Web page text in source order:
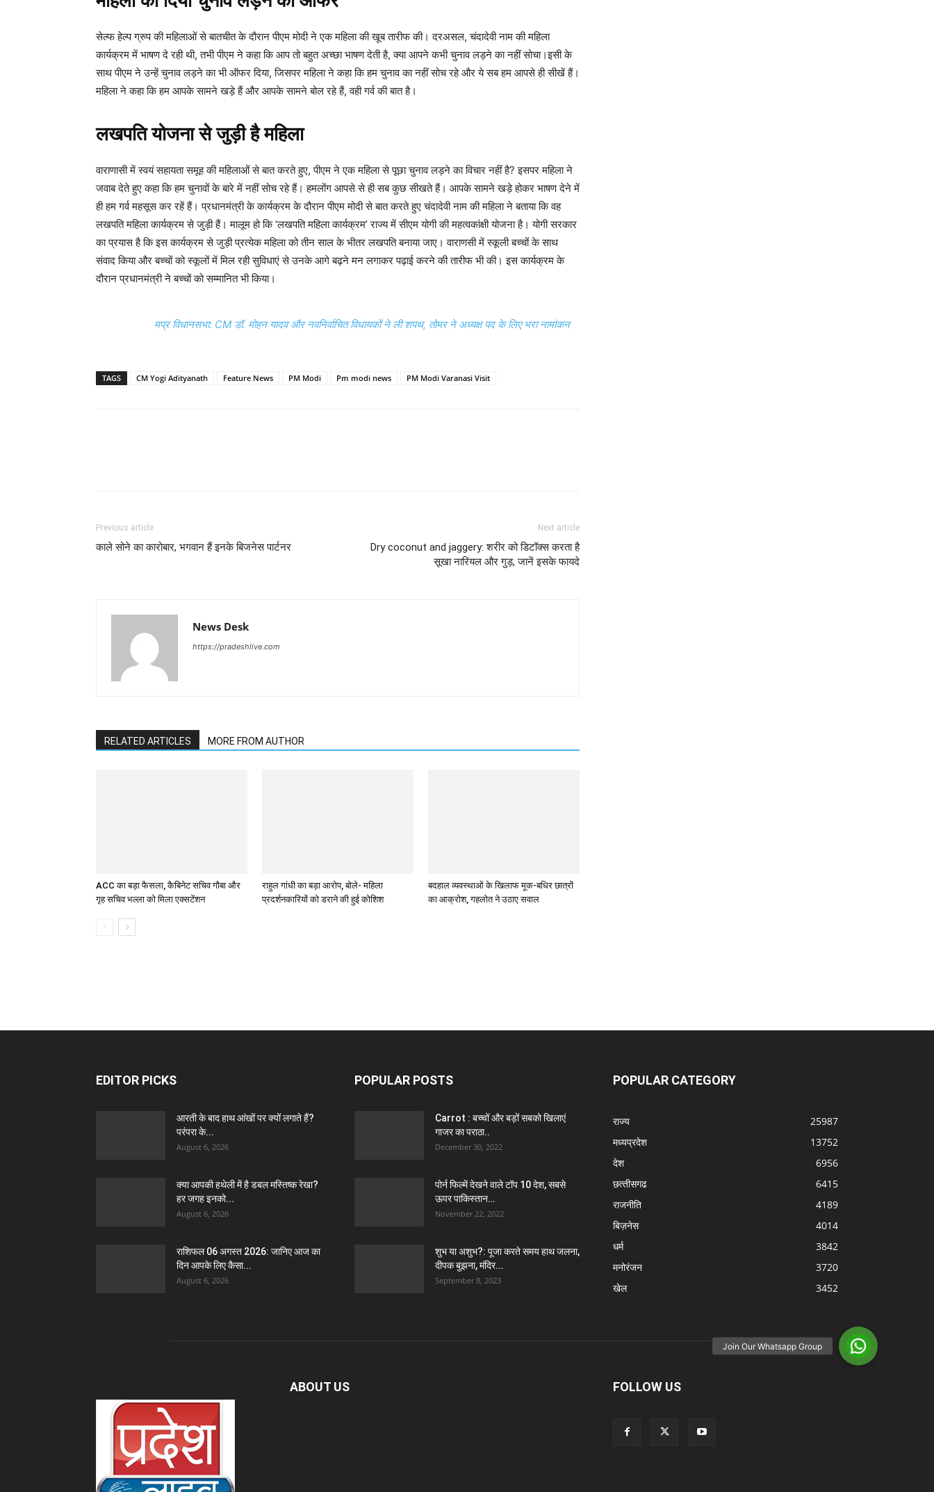
सेल्फ हेल्प ग्रुप की महिलाओं से बातचीत के दौरान पीएम मोदी ने एक महिला की खूब तारीफ की। दरअसल, चंदादेवी नाम की महिला
कार्यक्रम में भाषण दे रही थी, तभी पीएम ने कहा कि आप तो बहुत अच्छा भाषण देती है, क्या आपने कभी चुनाव लड़ने का नहीं सोचा।इसी के
साथ पीएम ने उन्हें चुनाव लड़ने का भी ऑफर दिया, जिसपर महिला ने कहा कि हम चुनाव का नहीं सोच रहे और ये सब हम आपसे ही सीखें हैं।
महिला ने कहा कि हम आपके सामने खड़े हैं और आपके सामने बोल रहे हैं, वही गर्व की बात है।
लखपति योजना से जुड़ी है महिला
वाराणासी में स्वयं सहायता समूह की महिलाओं से बात करते हुए, पीएम ने एक महिला से पूछा चुनाव लड़ने का विचार नहीं है? इसपर महिला ने
जवाब देते हुए कहा कि हम चुनावों के बारे में नहीं सोच रहे हैं। हमलोंग आपसे से ही सब कुछ सीखते हैं। आपके सामने खड़े होकर भाषण देने में
ही हम गर्व महसूस कर रहें हैं। प्रधानमंत्री के कार्यक्रम के दौरान पीएम मोदी से बात करते हुए चंदादेवी नाम की महिला ने बताया कि वह
लखपति महिला कार्यक्रम से जुड़ी हैं। मालूम हो कि ‘लखपति महिला कार्यक्रम’ राज्य में सीएम योगी की महत्वकांक्षी योजना है। योगी सरकार
का प्रयास है कि इस कार्यक्रम से जुड़ी प्रत्येक महिला को तीन साल के भीतर लखपति बनाया जाए। वाराणसी में स्कूली बच्चों के साथ
संवाद किया और बच्चों को स्कूलों में मिल रही सुविधाएं से उनके आगे बढ़ने मन लगाकर पढ़ाई करने की तारीफ भी की। इस कार्यक्रम के
दौरान प्रधानमंत्री ने बच्चों को सम्मानित भी किया।
मप्र विधानसभा: CM डॉ. मोहन यादव और नवनिर्वाचित विधायकों ने ली शपथ, तोमर ने अध्यक्ष पद के लिए भरा नामांकन
TAGS CM Yogi Adityanath Feature News PM Modi Pm modi news PM Modi Varanasi Visit
Previous article
काले सोने का कारोबार, भगवान हैं इनके बिजनेस पार्टनर
Next article
Dry coconut and jaggery: शरीर को डिटॉक्स करता है
सूखा नारियल और गुड़, जानें इसके फायदे
News Desk
https://pradeshlive.com
RELATED ARTICLES MORE FROM AUTHOR
ACC का बड़ा फैसला, कैबिनेट सचिव गौबा और
गृह सचिव भल्ला को मिला एक्सटेंशन
राहुल गांधी का बड़ा आरोप, बोले- महिला
प्रदर्शनकारियों को डराने की हुई कोशिश
बदहाल व्यवस्थाओं के खिलाफ मूक-बधिर छात्रों
का आक्रोश, गहलोत ने उठाए सवाल
EDITOR PICKS
आरती के बाद हाथ आंखों पर क्यों लगाते हैं?
परंपरा के...
August 6, 2026
क्या आपकी हथेली में है डबल मस्तिष्क रेखा?
हर जगह इनको...
August 6, 2026
राशिफल 06 अगस्त 2026: जानिए आज का
दिन आपके लिए कैसा...
August 6, 2026
POPULAR POSTS
Carrot : बच्चों और बड़ों सबको खिलाएं
गाजर का पराठा..
December 30, 2022
पोर्न फिल्में देखने वाले टॉप 10 देश, सबसे
ऊपर पाकिस्तान…
November 22, 2022
शुभ या अशुभ?: पूजा करते समय हाथ जलना,
दीपक बुझना, मंदिर...
September 8, 2023
POPULAR CATEGORY
राज्‍य
25987
मध्यप्रदेश
13752
देश
6956
छत्‍तीसगढ
6415
राजनीति
4189
बिज़नेस
4014
धर्म
3842
मनोरंजन
3720
खेल
3452
ABOUT US FOLLOW US